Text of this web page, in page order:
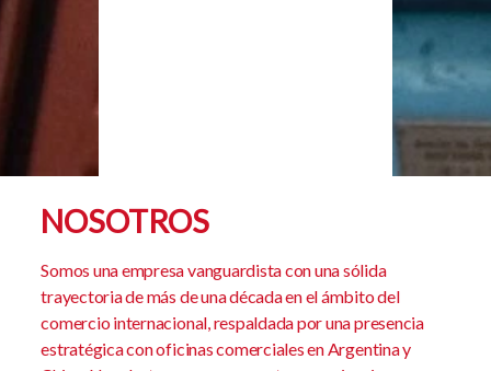
NOSOTROS
Somos una empresa vanguardista con una sólida
trayectoria de más de una década en el ámbito del
comercio internacional, respaldada por una presencia
estratégica con oficinas comerciales en Argentina y